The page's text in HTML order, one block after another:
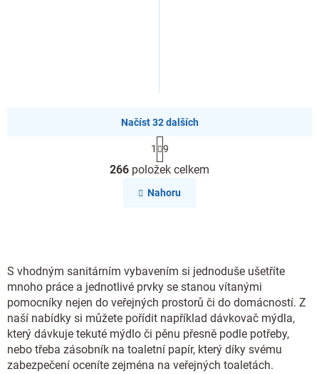
O
v
l
p
r
v
k
y
v
ý
p
Načíst 32 dalších
S
t
r
á
n
1 9
266 položek celkem
Nahoru
S vhodným sanitárním vybavením si jednoduše ušetříte
mnoho práce a jednotlivé prvky se stanou vítanými
pomocníky nejen do veřejných prostorů či do domácností. Z
naší nabídky si můžete pořídit například dávkovač mýdla,
který dávkuje tekuté mýdlo či pěnu přesně podle potřeby,
nebo třeba zásobník na toaletní papír, který díky svému
zabezpečení oceníte zejména na veřejných toaletách.